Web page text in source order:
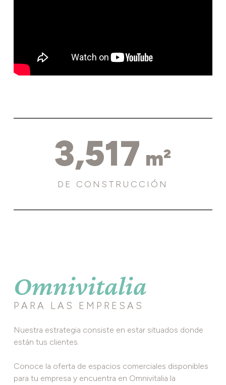
3,517 m²
DE CONSTRUCCIÓN
Omnivitalia
PARA LAS EMPRESAS
Nuestra estrategia consiste en estar situados donde
están tus clientes.
Conoce la oferta de espacios comerciales disponibles
para tu empresa y encuentra en Omnivitalia la